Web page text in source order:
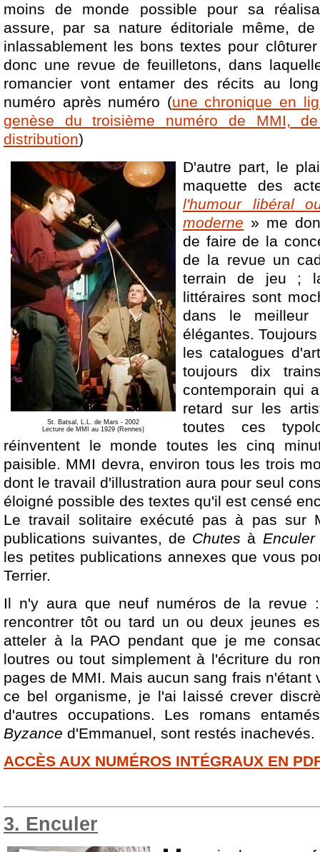
moins de monde possible pour sa
assure, par sa nature éditoriale même,
inlassablement les bons textes pour
donc une revue de feuilletons, dans
romancier vont entamer des récits au
numéro après numéro (une chronique en
genèse du troisième numéro de MMI,
distribution)
St. Batsal, L.L. de Mars - 2002
Lecture de MMI au 1929 (Rennes)
D'autre part, le
maquette des
l'humour libéral
moderne » me
de faire de la
de la revue un
terrain de jeu ;
littéraires sont
dans le meilleur
élégantes.
les catalogues
toujours dix
contemporain qui
retard sur les
toutes ces
réinventent le monde toutes les cinq
paisible. MMI devra, environ tous les trois
dont le travail d'illustration aura pour seul
éloigné possible des textes qu'il est censé
Le travail solitaire exécuté pas à pas sur
publications suivantes, de Chutes à Enculer
les petites publications annexes que vous
Terrier.
Il n'y aura que neuf numéros de la revue
rencontrer tôt ou tard un ou deux jeunes
atteler à la PAO pendant que je me
loutres ou tout simplement à l'écriture du
pages de MMI. Mais aucun sang frais n'étant
ce bel organisme, je l'ai laissé crever
d'autres occupations. Les romans
Byzance d'Emmanuel, sont restés inachevés.
ACCÈS AUX NUMÉROS INTÉGRAUX EN
3. Enculer